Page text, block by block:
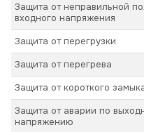
Защита от неправильной
входного напряжения
Защита от перегрузки
Защита от перегрева
Защита от короткого
Защита от аварии по
напряжению